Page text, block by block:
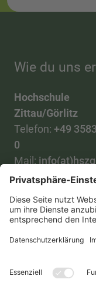
Wie du uns
Hochschule
Zittau/Görlitz
Telefon: +49
0
Mail:
Alle
Impressum